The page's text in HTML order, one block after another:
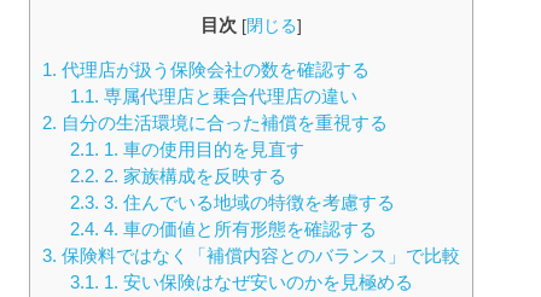
目次 [閉じる]
1. 代理店が扱う保険会社の数を確認する
1.1. 専属代理店と乗合代理店の違い
2. 自分の生活環境に合った補償を重視する
2.1. 1. 車の使用目的を見直す
2.2. 2. 家族構成を反映する
2.3. 3. 住んでいる地域の特徴を考慮する
2.4. 4. 車の価値と所有形態を確認する
3. 保険料ではなく「補償内容とのバランス」で比較
3.1. 1. 安い保険はなぜ安いのかを見極める